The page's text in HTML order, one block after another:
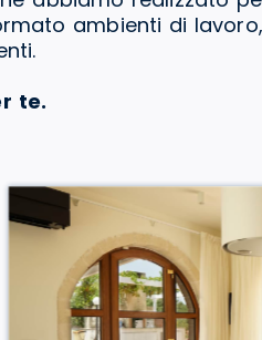
ambienti di lavoro,
te.